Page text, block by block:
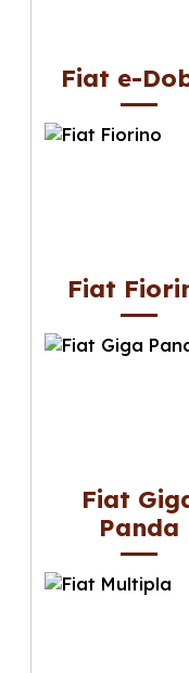
Fiat e-
Fiat
Fiat
Panda